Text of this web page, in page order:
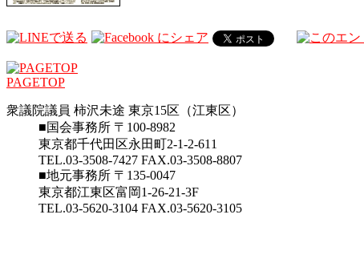
PAGETOP
衆議院議員 柿沢未途 東京15区（江東区）
■国会事務所 〒100-8982
東京都千代田区永田町2-1-2-611
TEL.03-3508-7427 FAX.03-3508-8807
■地元事務所 〒135-0047
東京都江東区富岡1-26-21-3F
TEL.03-5620-3104 FAX.03-5620-3105